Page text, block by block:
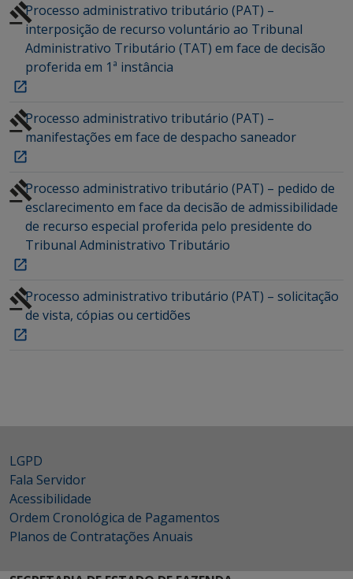
Processo administrativo tributário (PAT) –
interposição de recurso voluntário ao Tribunal
Administrativo Tributário (TAT) em face de decisão
proferida em 1ª instância
Processo administrativo tributário (PAT) –
manifestações em face de despacho saneador
Processo administrativo tributário (PAT) – pedido de
esclarecimento em face da decisão de admissibilidade
de recurso especial proferida pelo presidente do
Tribunal Administrativo Tributário
Processo administrativo tributário (PAT) – solicitação
de vista, cópias ou certidões
LGPD
Fala Servidor
Acessibilidade
Ordem Cronológica de Pagamentos
Planos de Contratações Anuais